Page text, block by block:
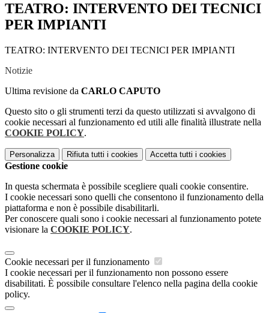
TEATRO: INTERVENTO DEI TECNICI
PER IMPIANTI
TEATRO: INTERVENTO DEI TECNICI PER IMPIANTI
Notizie
Ultima revisione da CARLO CAPUTO
Questo sito o gli strumenti terzi da questo utilizzati si avvalgono di
cookie necessari al funzionamento ed utili alle finalità illustrate nella
COOKIE POLICY.
Personalizza Rifiuta tutti i cookies Accetta tutti i cookies
Gestione cookie
In questa schermata è possibile scegliere quali cookie consentire.
I cookie necessari sono quelli che consentono il funzionamento della
piattaforma e non è possibile disabilitarli.
Per conoscere quali sono i cookie necessari al funzionamento potete
visionare la COOKIE POLICY.
Cookie necessari per il funzionamento
I cookie necessari per il funzionamento non possono essere
disabilitati. È possibile consultare l'elenco nella pagina della cookie
policy.